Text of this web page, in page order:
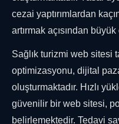
cezai yaptırımlardan
artırmak açısından büyük
Sağlık turizmi web sitesi
optimizasyonu, dijital
oluşturmaktadır. Hızlı
güvenilir bir web sitesi,
belirlemektedir. Tedavi